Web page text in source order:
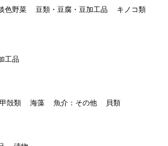
色野菜 豆類・豆腐・豆加工品
キノコ類
工品
甲殻類 海藻 魚介：その他 貝類